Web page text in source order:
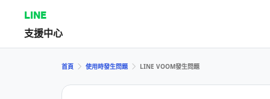
LINE
支援中心
首頁 使用時發生問題 LINE VOOM發生問題